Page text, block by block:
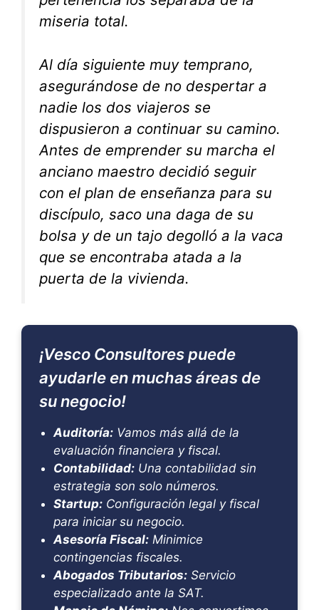
miseria total.
Al día siguiente muy temprano,
asegurándose de no despertar a
nadie los dos viajeros se
dispusieron a continuar su camino.
Antes de emprender su marcha el
anciano maestro decidió seguir
con el plan de enseñanza para su
discípulo, saco una daga de su
bolsa y de un tajo degolló a la vaca
que se encontraba atada a la
puerta de la vivienda.
¡Vesco Consultores puede
ayudarle en muchas áreas de
su negocio!
Auditoría: Vamos más allá de la
evaluación financiera y fiscal.
Contabilidad: Una contabilidad sin
estrategia son solo números.
Startup: Configuración legal y fiscal
para iniciar su negocio.
Asesoría Fiscal: Minimice
contingencias fiscales.
Abogados Tributarios: Servicio
especializado ante la SAT.